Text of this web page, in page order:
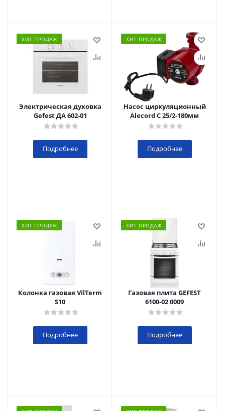
ХИТ ПРОДАЖ
Электрическая духовка
Gefest ДА 602-01
Подробнее
ХИТ ПРОДАЖ
Насос циркуляционный
Alecord C 25/2-180мм
Подробнее
ХИТ ПРОДАЖ
Колонка газовая VilTerm
S10
Подробнее
ХИТ ПРОДАЖ
Газовая плита GEFEST
6100-02 0009
Подробнее